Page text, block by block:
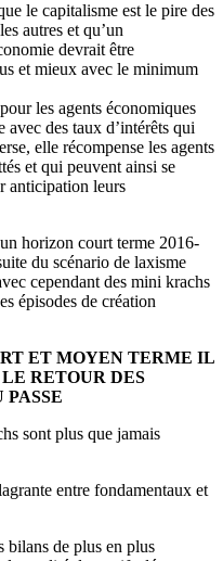
le capitalisme est le pire des
autres et qu’un
devrait être
et mieux avec le minimum
les agents économiques
avec des taux d’intérêts qui
elle récompense les agents
et qui peuvent ainsi se
anticipation leurs
horizon court terme 2016-
du scénario de laxisme
cependant des mini krachs
épisodes de création
ET MOYEN TERME IL
RETOUR DES
sont plus que jamais
entre fondamentaux et
bilans de plus en plus